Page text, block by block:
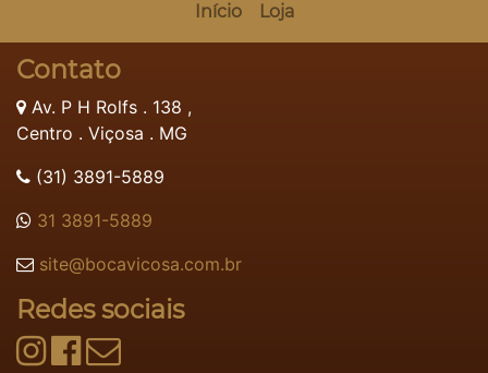
Início Loja
Contato
Av. P H Rolfs . 138 ,
Centro . Viçosa . MG
(31) 3891-5889
31 3891-5889
site@bocavicosa.com.br
Redes sociais